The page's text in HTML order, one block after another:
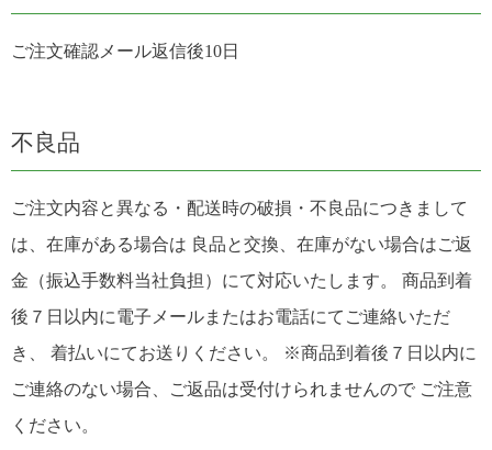
ご注文確認メール返信後10日
不良品
ご注文内容と異なる・配送時の破損・不良品につきまして
は、在庫がある場合は 良品と交換、在庫がない場合はご返
金（振込手数料当社負担）にて対応いたします。 商品到着
後７日以内に電子メールまたはお電話にてご連絡いただ
き、 着払いにてお送りください。 ※商品到着後７日以内に
ご連絡のない場合、ご返品は受付けられませんので ご注意
ください。